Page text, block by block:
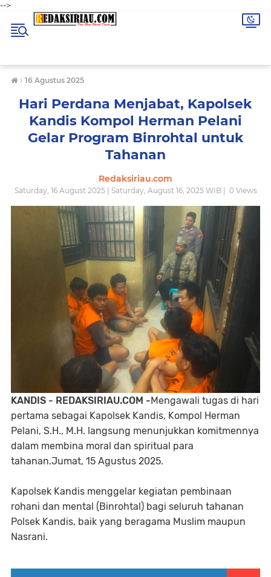
-->
› 16 Agustus 2025
Hari Perdana Menjabat, Kapolsek
Kandis Kompol Herman Pelani
Gelar Program Binrohtal untuk
Tahanan
Redaksiriau.com
Saturday, 16 August 2025 | Saturday, August 16, 2025 WIB | 0Views
KANDIS - REDAKSIRIAU.COM -Mengawali tugas di hari
pertama sebagai Kapolsek Kandis, Kompol Herman
Pelani, S.H., M.H. langsung menunjukkan komitmennya
dalam membina moral dan spiritual para
tahanan.Jumat, 15 Agustus 2025.
Kapolsek Kandis menggelar kegiatan pembinaan
rohani dan mental (Binrohtal) bagi seluruh tahanan
Polsek Kandis, baik yang beragama Muslim maupun
Nasrani.